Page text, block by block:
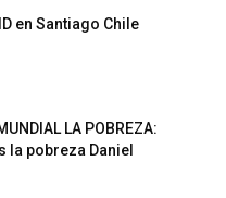
en Santiago Chile
LA POBREZA:
la pobreza Daniel